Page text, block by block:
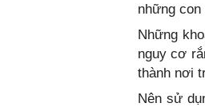
những
Những
nguy cơ
thành nơi
Nên sử